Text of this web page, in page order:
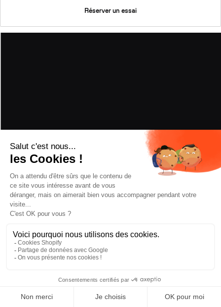
Réserver un essai
PERFORMANCE